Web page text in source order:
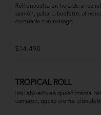
Roll envuelto en hoja de arroz
salmón, palta, ciboelette,
coronado con masago.
$14.490
TROPICAL ROLL
Roll elvuelto en queso crema,
camaron, queso crema,